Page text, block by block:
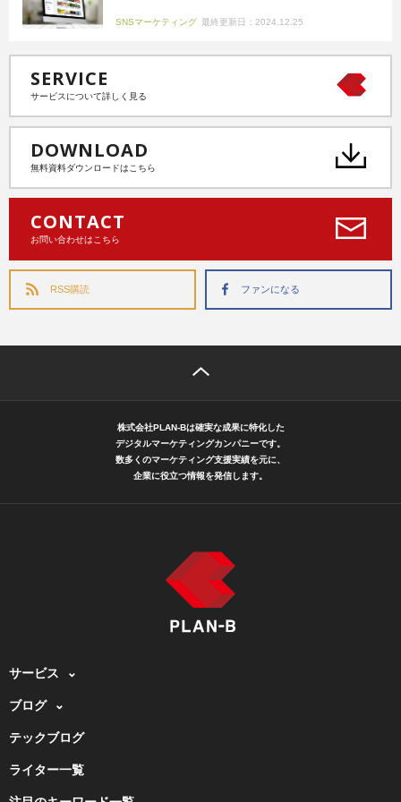
SNSマーケティング 最終更新日：2024.12.25
SERVICE
サービスについて詳しく見る
DOWNLOAD
無料資料ダウンロードはこちら
CONTACT
お問い合わせはこちら
RSS購読 ファンになる
株式会社PLAN-Bは確実な成果に特化した
デジタルマーケティングカンパニーです。
数多くのマーケティング支援実績を元に、
企業に役立つ情報を発信します。
サービス
ブログ
テックブログ
ライター一覧